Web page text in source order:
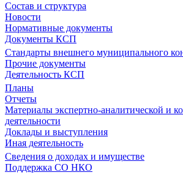
Состав и структура
Новости
Нормативные документы
Документы КСП
Стандарты внешнего муниципального
Прочие документы
Деятельность КСП
Планы
Отчеты
Материалы экспертно-аналитической и
деятельности
Доклады и выступления
Иная деятельность
Сведения о доходах и имуществе
Поддержка СО НКО